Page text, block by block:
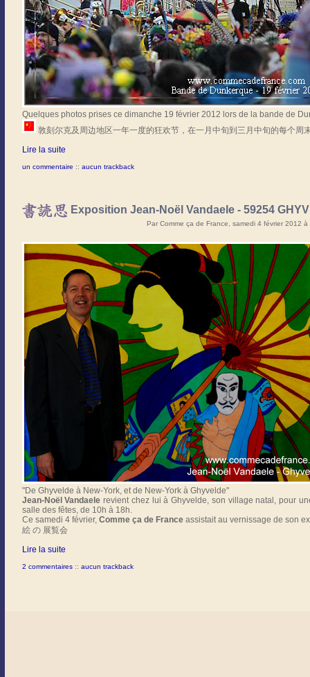
Quelques photos prises ce dimanche 19 février 2012 lors de la bande de
敦刻尔克及周边地区一年一度的狂欢节，在一月中旬到三月中旬的每个周
Lire la suite
un commentaire :: aucun trackback
Exposition Jean-Noël Vandaele - 59254
Par Comme ça de France, samedi 4 février 2012
"De Ghyvelde à New-York, et de New-York à Ghyvelde"
Jean-Noël Vandaele revient chez lui à Ghyvelde, son village natal, pour
salle des fêtes, de 10h à 18h.
Ce samedi 4 février, Comme ça de Franceassistait au vernissage de son
絵 の 展覧会
Lire la suite
2 commentaires :: aucun trackback